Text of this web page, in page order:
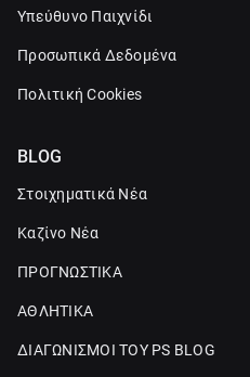
Υπεύθυνο Παιχνίδι
Προσωπικά Δεδομένα
Πολιτική Cookies
BLOG
Στοιχηματικά Νέα
Καζίνο Νέα
ΠΡΟΓΝΩΣΤΙΚΑ
ΑΘΛΗΤΙΚΑ
ΔΙΑΓΩΝΙΣΜΟΙ ΤΟΥ PS BLOG